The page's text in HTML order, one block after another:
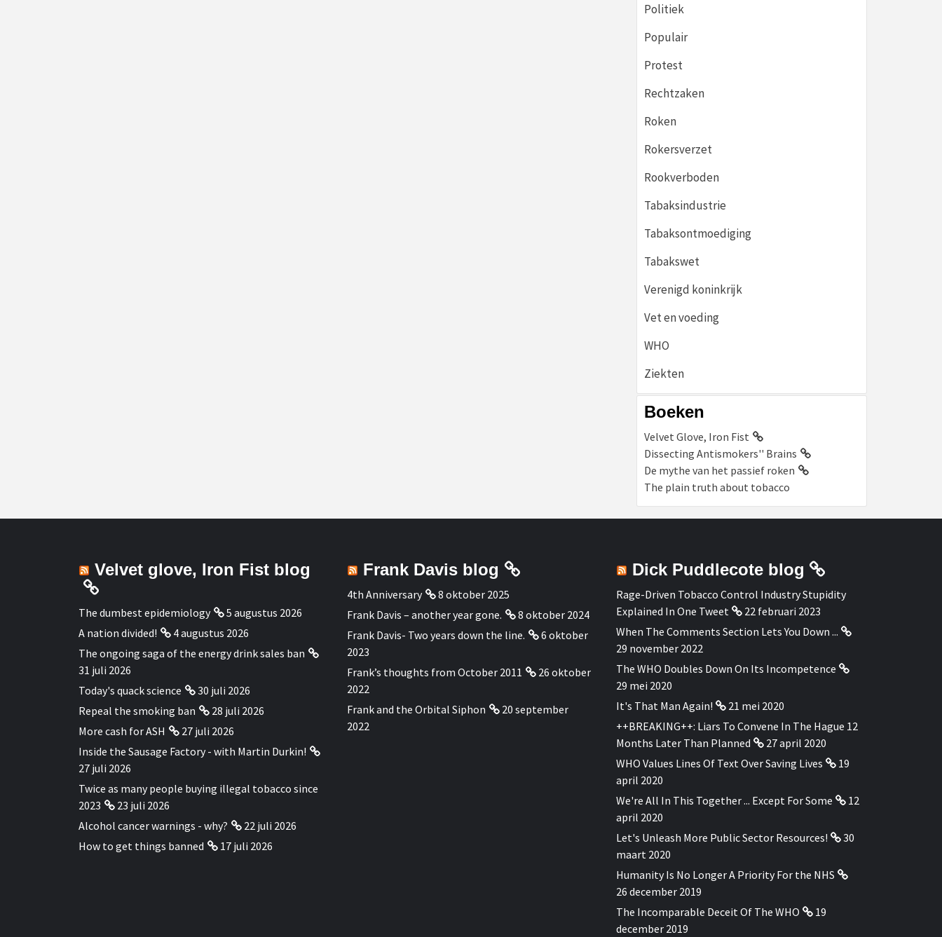
Politiek
Populair
Protest
Rechtzaken
Roken
Rokersverzet
Rookverboden
Tabaksindustrie
Tabaksontmoediging
Tabakswet
Verenigd koninkrijk
Vet en voeding
WHO
Ziekten
Boeken
Velvet Glove, Iron Fist
Dissecting Antismokers'' Brains
De mythe van het passief roken
The plain truth about tobacco
Velvet glove, Iron Fist blog
The dumbest epidemiology
5 augustus 2026
A nation divided!
4 augustus 2026
The ongoing saga of the energy drink sales ban
31 juli 2026
Today's quack science
30 juli 2026
Repeal the smoking ban
28 juli 2026
More cash for ASH
27 juli 2026
Inside the Sausage Factory - with Martin Durkin!
27 juli 2026
Twice as many people buying illegal tobacco since
2023
23 juli 2026
Alcohol cancer warnings - why?
22 juli 2026
How to get things banned
17 juli 2026
Frank Davis blog
4th Anniversary
8 oktober 2025
Frank Davis – another year gone.
8 oktober 2024
Frank Davis- Two years down the line.
6 oktober
2023
Frank’s thoughts from October 2011
26 oktober
2022
Frank and the Orbital Siphon
20 september
2022
Dick Puddlecote blog
Rage-Driven Tobacco Control Industry Stupidity
Explained In One Tweet
22 februari 2023
When The Comments Section Lets You Down ...
29 november 2022
The WHO Doubles Down On Its Incompetence
29 mei 2020
It's That Man Again!
21 mei 2020
++BREAKING++: Liars To Convene In The Hague 12
Months Later Than Planned
27 april 2020
WHO Values Lines Of Text Over Saving Lives
19
april 2020
We're All In This Together ... Except For Some
12
april 2020
Let's Unleash More Public Sector Resources!
30
maart 2020
Humanity Is No Longer A Priority For the NHS
26 december 2019
The Incomparable Deceit Of The WHO
19
december 2019